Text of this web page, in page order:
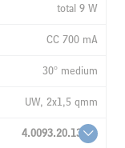
total 9 W
CC 700 mA
30° medium
UW, 2x1,5 qmm
4.0093.20.13